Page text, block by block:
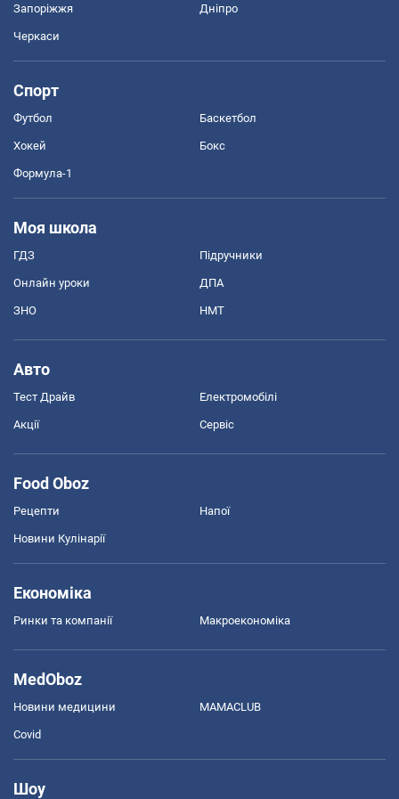
Запоріжжя Дніпро
Черкаси
Спорт
Футбол Баскетбол
Хокей Бокс
Формула-1
Моя школа
ГДЗ Підручники
Онлайн уроки ДПА
ЗНО НМТ
Авто
Тест Драйв Електромобілі
Акції Сервіс
Food Oboz
Рецепти Напої
Новини Кулінарії
Економіка
Ринки та компанії Макроекономіка
MedOboz
Новини медицини MAMACLUB
Covid
Шоу